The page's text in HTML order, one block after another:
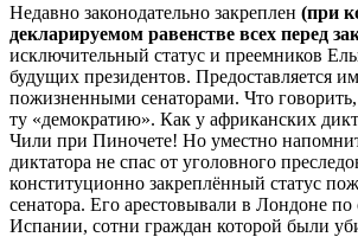
Недавно законодательно закреплен (при
декларируемом равенстве всех перед
исключительный статус и преемников
будущих президентов. Предоставляется
пожизненными сенаторами. Что
ту «демократию». Как у африканских
Чили при Пиночете! Но уместно
диктатора не спас от уголовного
конституционно закреплённый статус
сенатора. Его арестовывали в Лондоне по
Испании, сотни граждан которой были